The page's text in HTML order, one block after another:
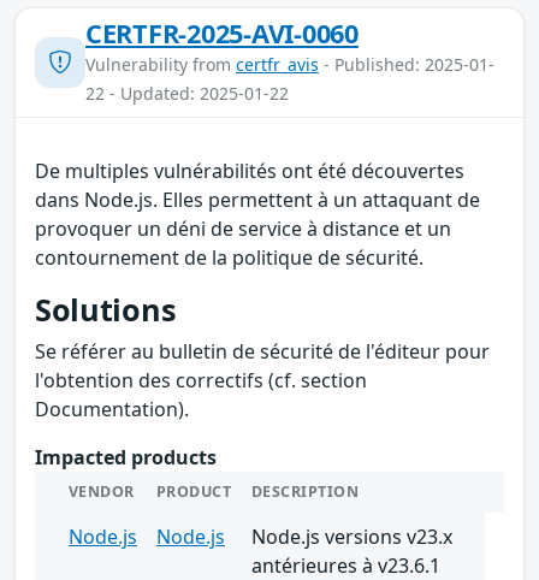
CERTFR-2025-AVI-0060
Vulnerability from certfr_avis - Published: 2025-01-
22 - Updated: 2025-01-22
De multiples vulnérabilités ont été découvertes
dans Node.js. Elles permettent à un attaquant de
provoquer un déni de service à distance et un
contournement de la politique de sécurité.
Solutions
Se référer au bulletin de sécurité de l'éditeur pour
l'obtention des correctifs (cf. section
Documentation).
Impacted products
VENDOR PRODUCT DESCRIPTION
Node.js Node.js
Node.js versions v23.x
antérieures à v23.6.1